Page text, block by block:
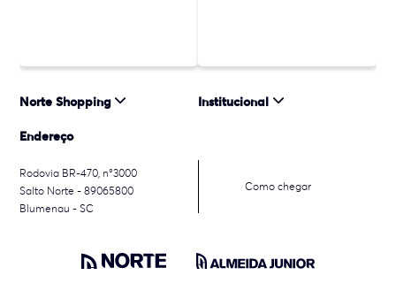
Norte Shopping Institucional
Endereço
Rodovia BR-470, n°3000
Salto Norte - 89065800
Blumenau - SC
Como chegar